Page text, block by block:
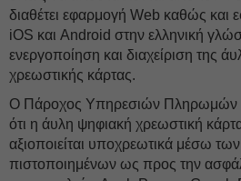
διαθέτει εφαρμογή Web καθώς και
iOS και Android στην ελληνική
ενεργοποίηση και διαχείριση της
χρεωστικής κάρτας.
Ο Πάροχος Υπηρεσιών Πληρωμών
ότι η άυλη ψηφιακή χρεωστική
αξιοποιείται υποχρεωτικά μέσω
πιστοποιημένων ως προς την